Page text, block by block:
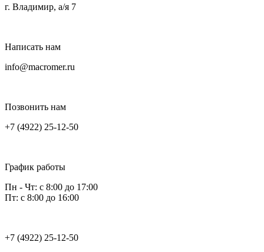
г. Владимир, а/я 7
Написать нам
info@macromer.ru
Позвонить нам
+7 (4922) 25-12-50
График работы
Пн - Чт: с 8:00 до 17:00
Пт: с 8:00 до 16:00
+7 (4922) 25-12-50